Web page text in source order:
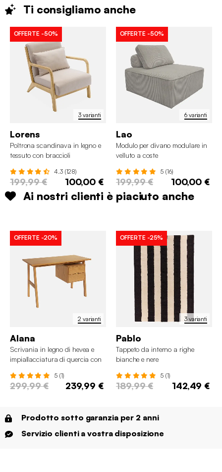
Ti consigliamo anche
3 varianti
OFFERTE -50%
Lorens
Poltrona scandinava in legno e
tessuto con braccioli
4.3 (128)
199,99 € 100,00 €
6 varianti
OFFERTE -50%
Lao
Modulo per divano modulare in
velluto a coste
5 (16)
199,99 € 100,00 €
Ai nostri clienti è piaciuto anche
2 varianti
OFFERTE -20%
Alana
Scrivania in legno di hevea e
impiallacciatura di quercia con
5 (1)
299,99 € 239,99 €
3 varianti
OFFERTE -25%
Pablo
Tappeto da interno a righe
bianche e nere
5 (1)
189,99 € 142,49 €
Prodotto sotto garanzia per 2 anni
Servizio clienti a vostra disposizione